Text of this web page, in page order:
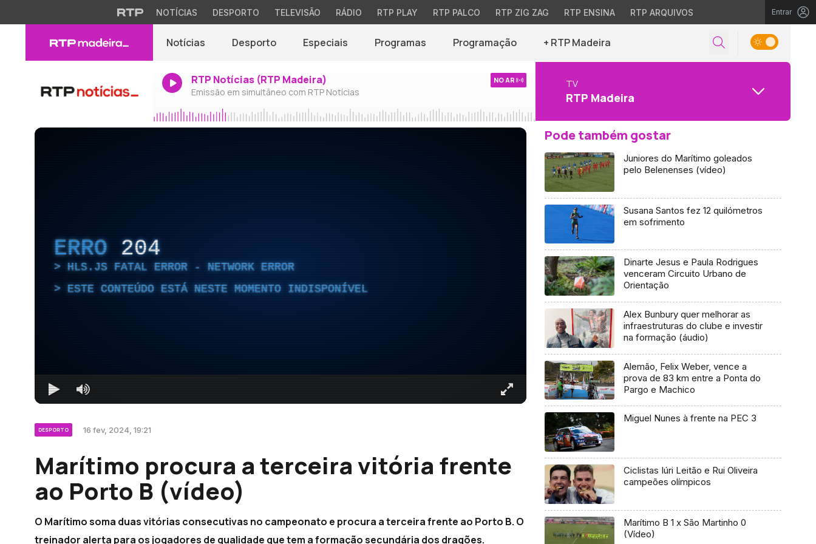
NOTÍCIAS DESPORTO TELEVISÃO RÁDIO RTP PLAY RTP PALCO RTP ZIG ZAG RTP ENSINA RTP ARQUIVOS Entrar
Notícias Desporto Especiais Programas Programação + RTP Madeira
RTP Notícias (RTP Madeira)
Emissão em simultâneo com RTP Notícias
NO AR TV
RTP Madeira
ERRO 204
HLS.JS FATAL ERROR - NETWORK ERROR
ESTE CONTEÚDO ESTÁ NESTE MOMENTO INDISPONÍVEL
DESPORTO 16 fev, 2024, 19:21
Marítimo procura a terceira vitória frente
ao Porto B (vídeo)
O Marítimo soma duas vitórias consecutivas no campeonato e procura a terceira frente ao Porto B. O
treinador alerta para os jogadores de qualidade que tem a formação secundária dos dragões.
Pode também gostar
Juniores do Marítimo goleados
pelo Belenenses (vídeo)
Susana Santos fez 12 quilómetros
em sofrimento
Dinarte Jesus e Paula Rodrigues
venceram Circuito Urbano de
Orientação
Alex Bunbury quer melhorar as
infraestruturas do clube e investir
na formação (áudio)
Alemão, Felix Weber, vence a
prova de 83 km entre a Ponta do
Pargo e Machico
Miguel Nunes à frente na PEC 3
Ciclistas Iúri Leitão e Rui Oliveira
campeões olímpicos
Marítimo B 1 x São Martinho 0
(Vídeo)